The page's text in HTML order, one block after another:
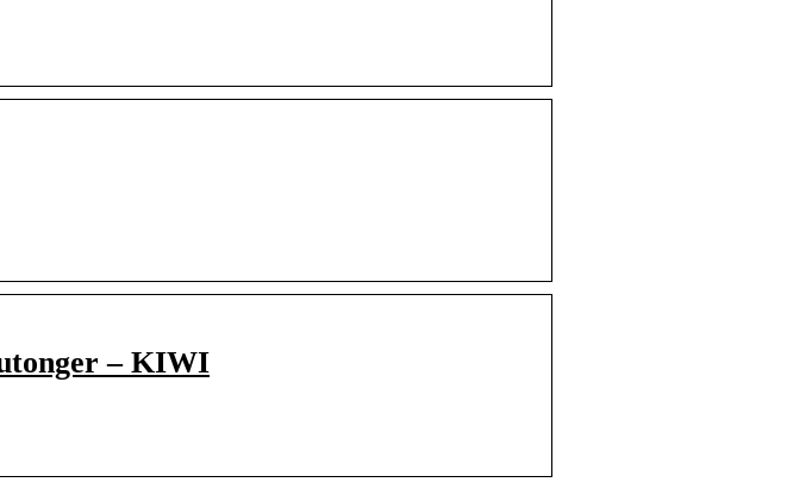
– KIWI